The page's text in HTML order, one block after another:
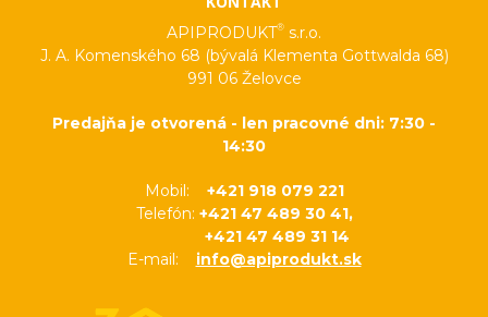
APIPRODUKT® s.r.o.
J. A. Komenského 68 (bývalá Klementa Gottwalda 68)
991 06 Želovce
Predajňa je otvorená - len pracovné dni: 7:30 -
14:30
Mobil: +421 918 079 221
Telefón: +421 47 489 30 41,
+421 47 489 31 14
E-mail: info@apiprodukt.sk